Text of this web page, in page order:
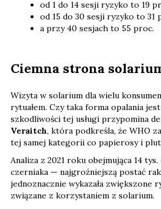
od 1 do 14 sesji ryzyko to 19
od 15 do 30 sesji ryzyko to 31
a przy 40 sesjach to 55 proc.
Ciemna strona
Wizyta w solarium dla wielu
rytuałem. Czy taka forma opalania
szkodliwości tej usługi przypomina
Veraitch, która podkreśla, że WHO
tej samej kategorii co papierosy i
Analiza z 2021 roku obejmująca 14
czerniaka — najgroźniejszą postać
jednoznacznie wykazała zwiększone
związane z korzystaniem z solarium.